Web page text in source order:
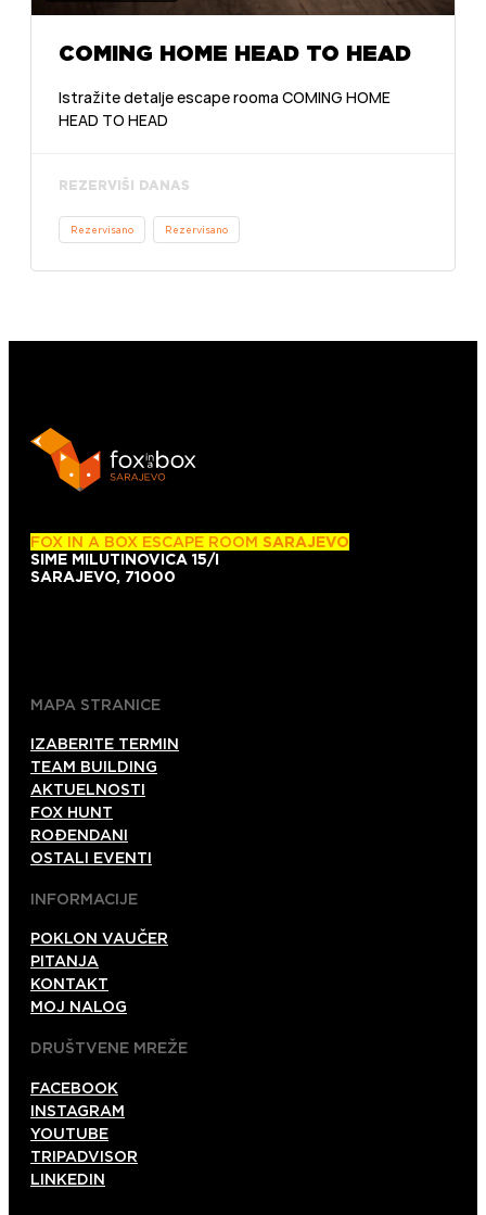
COMING HOME HEAD TO HEAD
Istražite detalje escape rooma COMING HOME
HEAD TO HEAD
REZERVIŠI DANAS
Rezervisano Rezervisano
FOX IN A BOX ESCAPE ROOM SARAJEVO
SIME MILUTINOVICA 15/I
SARAJEVO, 71000
MAPA STRANICE
IZABERITE TERMIN
TEAM BUILDING
AKTUELNOSTI
FOX HUNT
ROĐENDANI
OSTALI EVENTI
INFORMACIJE
POKLON VAUČER
PITANJA
KONTAKT
MOJ NALOG
DRUŠTVENE MREŽE
FACEBOOK
INSTAGRAM
YOUTUBE
TRIPADVISOR
LINKEDIN